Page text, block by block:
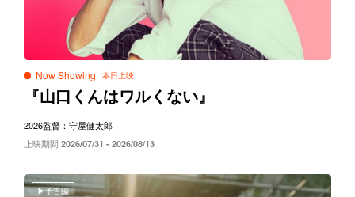
Now Showing
『山口くんはワルくない』
2026監督：守屋健太郎
上映期間 2026/07/31 - 2026/08/13
予告編